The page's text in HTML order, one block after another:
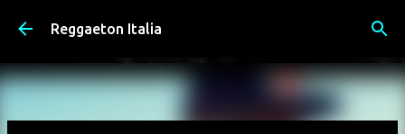
Passa ai contenuti principali
Reggaeton Italia